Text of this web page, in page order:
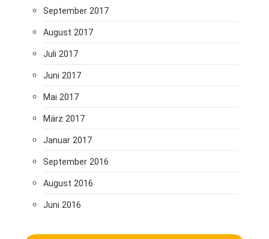
September 2017
August 2017
Juli 2017
Juni 2017
Mai 2017
März 2017
Januar 2017
September 2016
August 2016
Juni 2016